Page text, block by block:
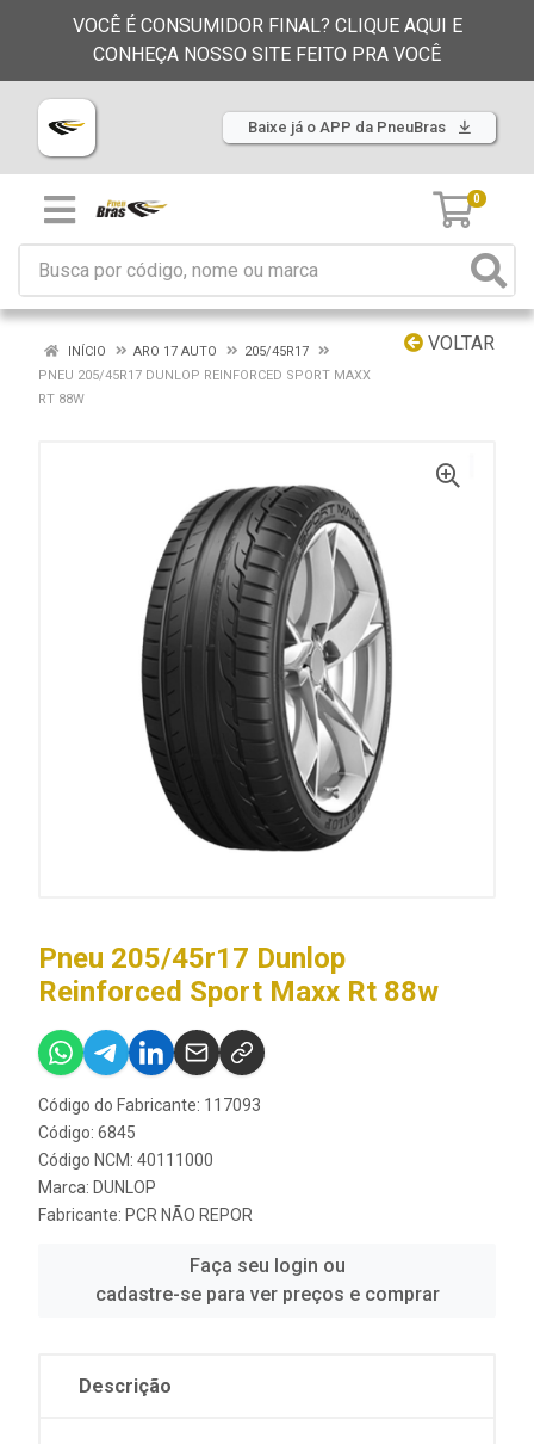
VOCÊ É CONSUMIDOR FINAL? CLIQUE AQUI E
CONHEÇA NOSSO SITE FEITO PRA VOCÊ
Baixe já o APP da PneuBras
0
VOLTAR
INÍCIO ARO 17 AUTO
205/45R17
PNEU 205/45R17 DUNLOP REINFORCED SPORT MAXX
RT 88W
Pneu 205/45r17 Dunlop
Reinforced Sport Maxx Rt 88w
Código do Fabricante: 117093
Código: 6845
Código NCM: 40111000
Marca: DUNLOP
Fabricante: PCR NÃO REPOR
Faça seu login ou
cadastre-se para ver preços e comprar
Descrição